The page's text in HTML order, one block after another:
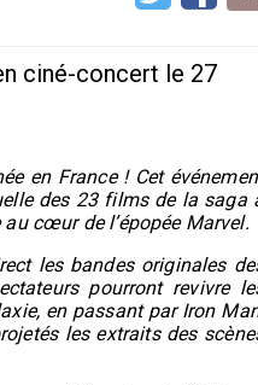
ciné-concert le 27
en France ! Cet
des 23 films de la saga
cœur de l’épopée Marvel.
les bandes originales
pourront revivre
en passant par Iron
les extraits des